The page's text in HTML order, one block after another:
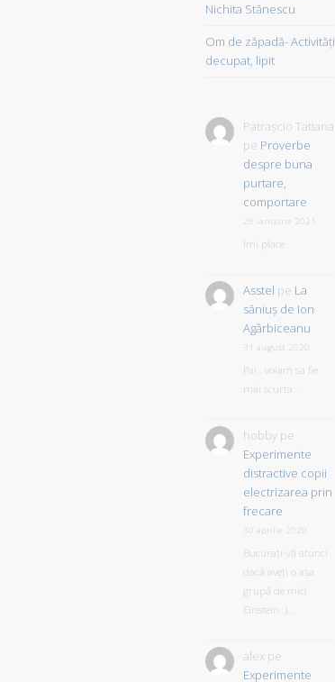
Nichita Stănescu
Om de zăpadă- Activităţi
decupat, lipit
Patrașcio Tatiana
pe Proverbe
despre buna
purtare,
comportare
28 ianuarie 2021
îmi place
Asstel pe La
săniuş de Ion
Agârbiceanu
31 august 2020
Pai...voiam sa fie
mai scurta. .
hobbype
Experimente
distractive copii
electrizarea prin
frecare
30 aprilie 2020
Bucurați-vă atunci
dacă aveți o așa
grupă de mici
Einstein :)...
alexpe
Experimente